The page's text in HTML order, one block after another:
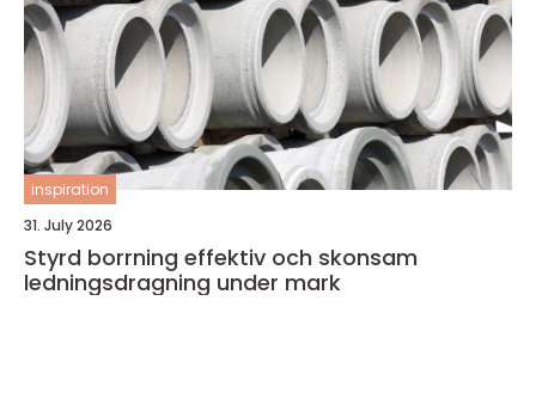
inspiration
31. July 2026
Styrd borrning effektiv och skonsam
ledningsdragning under mark